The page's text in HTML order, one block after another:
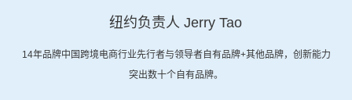
纽约负责人 Jerry Tao
14年品牌中国跨境电商行业先行者与领导者自有品牌+其他品牌，创新能力
突出数十个自有品牌。